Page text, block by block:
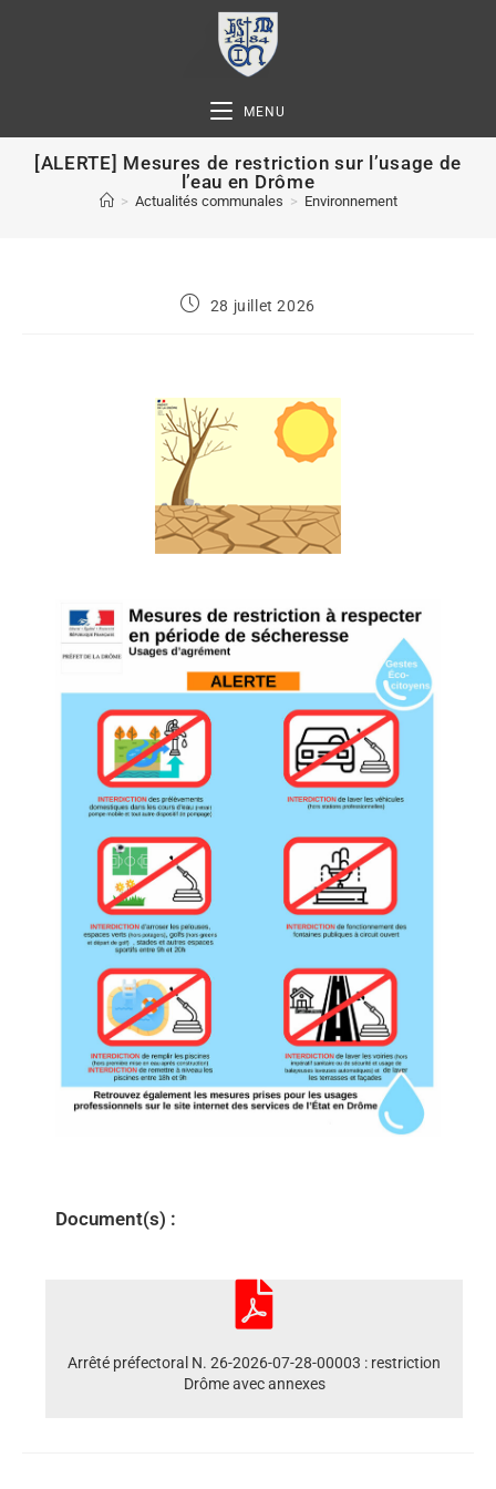
MENU
[ALERTE] Mesures de restriction sur l’usage de
l’eau en Drôme
> Actualités communales > Environnement
28 juillet 2026
Document(s) :
Arrêté préfectoral N. 26-2026-07-28-00003 : restriction
Drôme avec annexes